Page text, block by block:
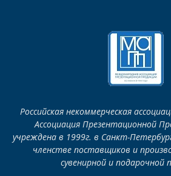
Российская некоммерческая
Ассоциация Презентационной
учреждена в 1999г. в Санкт-
членстве поставщиков и
сувенирной и подарочной